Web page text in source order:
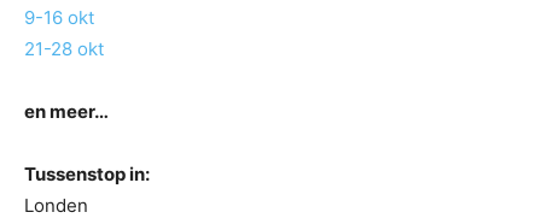
9-16 okt
21-28 okt
en meer…
Tussenstop in:
Londen